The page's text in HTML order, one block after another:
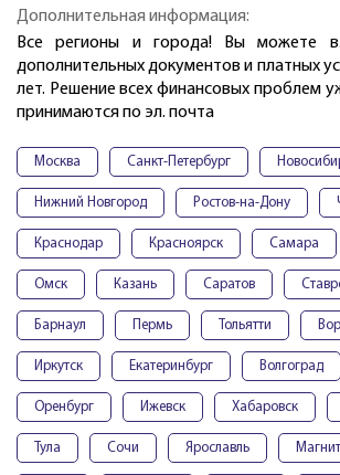
Дополнительная информация:
Все регионы и города! Вы можете
дополнительных документов и платных
лет. Решение всех финансовых проблем
принимаются по эл. почта
Москва Санкт-Петербург
Нижний Новгород Ростов-на-Дону
Краснодар Красноярск Самара
Омск Казань Саратов
Барнаул Пермь Тольятти
Иркутск Екатеринбург Волгоград
Оренбург Ижевск Хабаровск
Тула Сочи Ярославль